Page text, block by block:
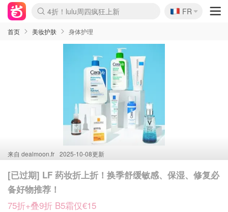
Boticinal 夏促开抢！
4折！lulu周四疯狂上新
还没结束！&OtherStories大促
Joybuy变相75折 随时失效
速领！Stanley独家85折
疑似霸哥！Camper额外叠85折
Zalando 奥莱闪促！每日更新
Moncler反季囤！5折起+叠9折
Coach Brooklyn仅€192
🇫🇷
FR
首页 美妆护肤 身体护理
来自 dealmoon.fr 2025-10-08更新
[已过期] LF 药妆折上折！换季舒缓敏感、保湿、修复必
备好物推荐！
75折+叠9折 B5霜仅€15